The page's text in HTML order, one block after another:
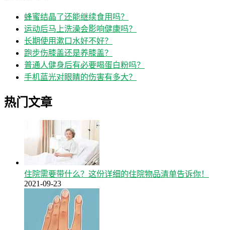
蜂蜜结晶了还能继续食用吗？
运动后马上洗澡会影响健康吗？
长期使用漱口水好不好？
跑步伤膝盖还是养膝盖？
普通人健身后有必要喝蛋白粉吗？
手机蓝光对眼睛的伤害有多大？
热门文章
住院需要带什么？这份详细的住院物品清单告诉你！
2021-09-23